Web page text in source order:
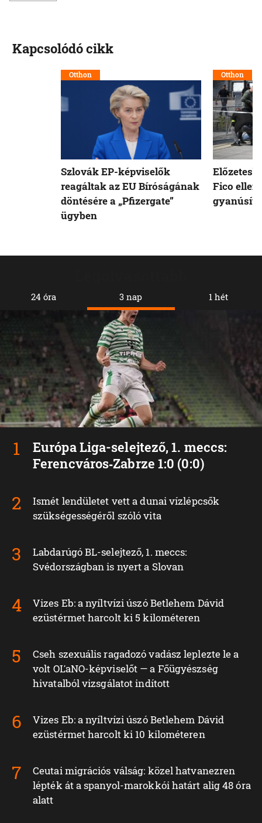
24 óra 3 nap
Európa Liga-selejtező, 1. meccs:
Ferencváros‑Zabrze 1:0 (0:0)
Ismét lendületet vett a dunai vízlépcsők
szükségességéről szóló vita
Labdarúgó BL-selejtező, 1. meccs:
Svédországban is nyert a Slovan
Vizes Eb: a nyíltvízi úszó Betlehem Dávid
ezüstérmet harcolt ki 5 kilométeren
Cseh szexuális ragadozó vadász leplezte le a
volt OĽaNO-képviselőt — a Főügyészség
hivatalból vizsgálatot indított
Vizes Eb: a nyíltvízi úszó Betlehem Dávid
ezüstérmet harcolt ki 10 kilométeren
Ceutai migrációs válság: közel hatvanezren
lépték át a spanyol-marokkói határt alig 48 óra
alatt
1 hét
Kapcsolódó cikk
Otthon
Szlovák EP-képviselők
reagáltak az EU Bíróságának
döntésére a „Pfizergate”
ügyben
Otthon
Fico